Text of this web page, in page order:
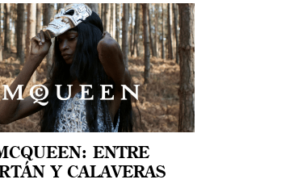
ENTRE
Y CALAVERAS